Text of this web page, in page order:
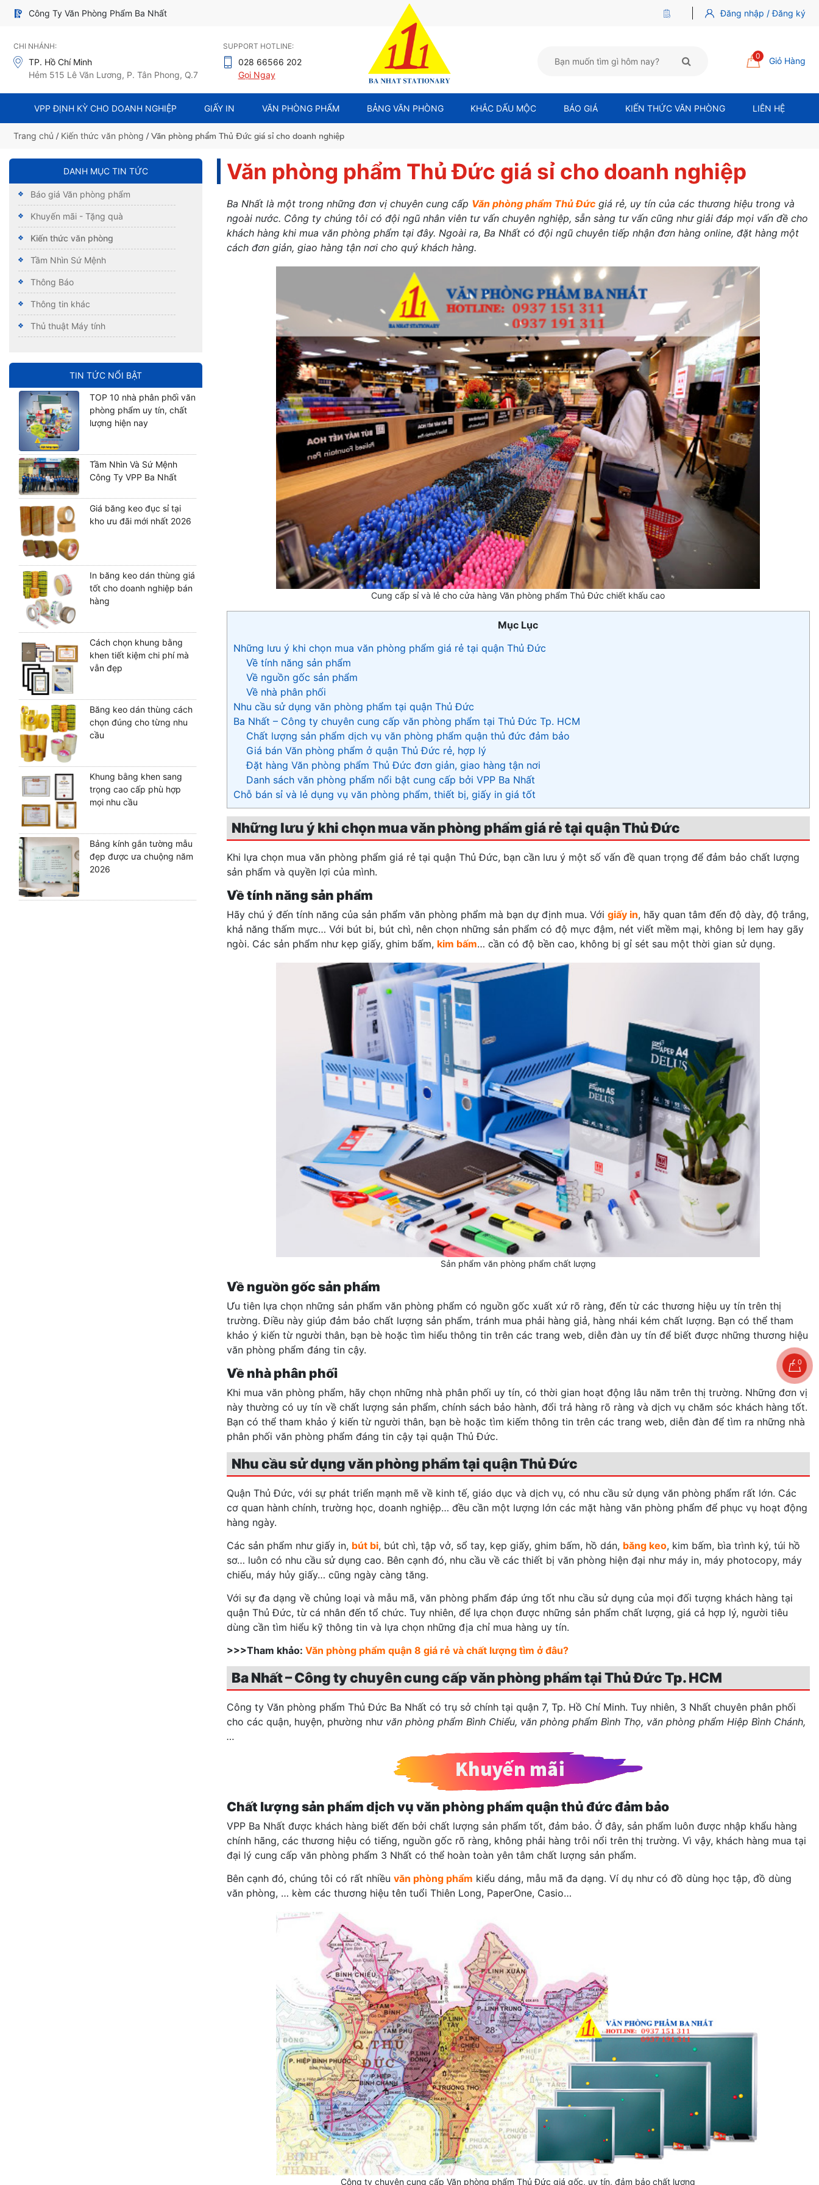
Công Ty Văn Phòng Phẩm Ba Nhất Đăng nhập / Đăng ký
CHI NHÁNH:
TP. Hồ Chí Minh
Hẻm 515 Lê Văn Lương, P. Tân Phong, Q.7
SUPPORT HOTLINE:
028 66566 202
Gọi Ngay
0 Giỏ Hàng
VPP ĐỊNH KỲ CHO DOANH NGHIỆP GIẤY IN VĂN PHÒNG PHẨM BẢNG VĂN PHÒNG KHẮC DẤU MỘC BÁO GIÁ KIẾN THỨC VĂN PHÒNG LIÊN HỆ
Trang chủ / Kiến thức văn phòng / Văn phòng phẩm Thủ Đức giá sỉ cho doanh nghiệp
DANH MỤC TIN TỨC
Báo giá Văn phòng phẩm
Khuyến mãi - Tặng quà
Kiến thức văn phòng
Tầm Nhìn Sứ Mệnh
Thông Báo
Thông tin khác
Thủ thuật Máy tính
TIN TỨC NỔI BẬT
TOP 10 nhà phân phối văn
phòng phẩm uy tín, chất
lượng hiện nay
Tầm Nhìn Và Sứ Mệnh
Công Ty VPP Ba Nhất
Giá băng keo đục sỉ tại
kho ưu đãi mới nhất 2026
In băng keo dán thùng giá
tốt cho doanh nghiệp bán
hàng
Cách chọn khung bằng
khen tiết kiệm chi phí mà
vẫn đẹp
Băng keo dán thùng cách
chọn đúng cho từng nhu
cầu
Khung bằng khen sang
trọng cao cấp phù hợp
mọi nhu cầu
Bảng kính gắn tường mẫu
đẹp được ưa chuộng năm
2026
Văn phòng phẩm Thủ Đức giá sỉ cho doanh nghiệp
Ba Nhất là một trong những đơn vị chuyên cung cấp Văn phòng phẩm Thủ Đứcgiá rẻ, uy tín của các thương hiệu trong và
ngoài nước. Công ty chúng tôi có đội ngũ nhân viên tư vấn chuyên nghiệp, sẵn sàng tư vấn cũng như giải đáp mọi vấn đề cho
khách hàng khi mua văn phòng phẩm tại đây. Ngoài ra, Ba Nhất có đội ngũ chuyên tiếp nhận đơn hàng online, đặt hàng một
cách đơn giản, giao hàng tận nơi cho quý khách hàng.
Cung cấp sỉ và lẻ cho cửa hàng Văn phòng phẩm Thủ Đức chiết khấu cao
Mục Lục
Những lưu ý khi chọn mua văn phòng phẩm giá rẻ tại quận Thủ Đức
Về tính năng sản phẩm
Về nguồn gốc sản phẩm
Về nhà phân phối
Nhu cầu sử dụng văn phòng phẩm tại quận Thủ Đức
Ba Nhất – Công ty chuyên cung cấp văn phòng phẩm tại Thủ Đức Tp. HCM
Chất lượng sản phẩm dịch vụ văn phòng phẩm quận thủ đức đảm bảo
Giá bán Văn phòng phẩm ở quận Thủ Đức rẻ, hợp lý
Đặt hàng Văn phòng phẩm Thủ Đức đơn giản, giao hàng tận nơi
Danh sách văn phòng phẩm nổi bật cung cấp bởi VPP Ba Nhất
Chỗ bán sỉ và lẻ dụng vụ văn phòng phẩm, thiết bị, giấy in giá tốt
Những lưu ý khi chọn mua văn phòng phẩm giá rẻ tại quận Thủ Đức
Khi lựa chọn mua văn phòng phẩm giá rẻ tại quận Thủ Đức, bạn cần lưu ý một số vấn đề quan trọng để đảm bảo chất lượng
sản phẩm và quyền lợi của mình.
Về tính năng sản phẩm
Hãy chú ý đến tính năng của sản phẩm văn phòng phẩm mà bạn dự định mua. Với giấy in, hãy quan tâm đến độ dày, độ trắng,
khả năng thấm mực… Với bút bi, bút chì, nên chọn những sản phẩm có độ mực đậm, nét viết mềm mại, không bị lem hay gãy
ngòi. Các sản phẩm như kẹp giấy, ghim bấm, kim bấm… cần có độ bền cao, không bị gỉ sét sau một thời gian sử dụng.
Sản phẩm văn phòng phẩm chất lượng
Về nguồn gốc sản phẩm
Ưu tiên lựa chọn những sản phẩm văn phòng phẩm có nguồn gốc xuất xứ rõ ràng, đến từ các thương hiệu uy tín trên thị
trường. Điều này giúp đảm bảo chất lượng sản phẩm, tránh mua phải hàng giả, hàng nhái kém chất lượng. Bạn có thể tham
khảo ý kiến từ người thân, bạn bè hoặc tìm hiểu thông tin trên các trang web, diễn đàn uy tín để biết được những thương hiệu
văn phòng phẩm đáng tin cậy.
Về nhà phân phối
Khi mua văn phòng phẩm, hãy chọn những nhà phân phối uy tín, có thời gian hoạt động lâu năm trên thị trường. Những đơn vị
này thường có uy tín về chất lượng sản phẩm, chính sách bảo hành, đổi trả hàng rõ ràng và dịch vụ chăm sóc khách hàng tốt.
Bạn có thể tham khảo ý kiến từ người thân, bạn bè hoặc tìm kiếm thông tin trên các trang web, diễn đàn để tìm ra những nhà
phân phối văn phòng phẩm đáng tin cậy tại quận Thủ Đức.
Nhu cầu sử dụng văn phòng phẩm tại quận Thủ Đức
Quận Thủ Đức, với sự phát triển mạnh mẽ về kinh tế, giáo dục và dịch vụ, có nhu cầu sử dụng văn phòng phẩm rất lớn. Các
cơ quan hành chính, trường học, doanh nghiệp… đều cần một lượng lớn các mặt hàng văn phòng phẩm để phục vụ hoạt động
hàng ngày.
Các sản phẩm như giấy in, bút bi, bút chì, tập vở, sổ tay, kẹp giấy, ghim bấm, hồ dán, băng keo, kim bấm, bìa trình ký, túi hồ
sơ… luôn có nhu cầu sử dụng cao. Bên cạnh đó, nhu cầu về các thiết bị văn phòng hiện đại như máy in, máy photocopy, máy
chiếu, máy hủy giấy… cũng ngày càng tăng.
Với sự đa dạng về chủng loại và mẫu mã, văn phòng phẩm đáp ứng tốt nhu cầu sử dụng của mọi đối tượng khách hàng tại
quận Thủ Đức, từ cá nhân đến tổ chức. Tuy nhiên, để lựa chọn được những sản phẩm chất lượng, giá cả hợp lý, người tiêu
dùng cần tìm hiểu kỹ thông tin và lựa chọn những địa chỉ mua hàng uy tín.
>>>Tham khảo: Văn phòng phẩm quận 8 giá rẻ và chất lượng tìm ở đâu?
Ba Nhất – Công ty chuyên cung cấp văn phòng phẩm tại Thủ Đức Tp. HCM
Công ty Văn phòng phẩm Thủ Đức Ba Nhất có trụ sở chính tại quận 7, Tp. Hồ Chí Minh. Tuy nhiên, 3 Nhất chuyên phân phối
cho các quận, huyện, phường như văn phòng phẩm Bình Chiểu, văn phòng phẩm Bình Thọ, văn phòng phẩm Hiệp Bình Chánh,
…
Chất lượng sản phẩm dịch vụ văn phòng phẩm quận thủ đức đảm bảo
VPP Ba Nhất được khách hàng biết đến bởi chất lượng sản phẩm tốt, đảm bảo. Ở đây, sản phẩm luôn được nhập khẩu hàng
chính hãng, các thương hiệu có tiếng, nguồn gốc rõ ràng, không phải hàng trôi nổi trên thị trường. Vì vậy, khách hàng mua tại
đại lý cung cấp văn phòng phẩm 3 Nhất có thể hoàn toàn yên tâm chất lượng sản phẩm.
Bên cạnh đó, chúng tôi có rất nhiều văn phòng phẩm kiểu dáng, mẫu mã đa dạng. Ví dụ như có đồ dùng học tập, đồ dùng
văn phòng, … kèm các thương hiệu tên tuổi Thiên Long, PaperOne, Casio…
Công ty chuyên cung cấp Văn phòng phẩm Thủ Đức giá gốc, uy tín, đảm bảo chất lượng
0